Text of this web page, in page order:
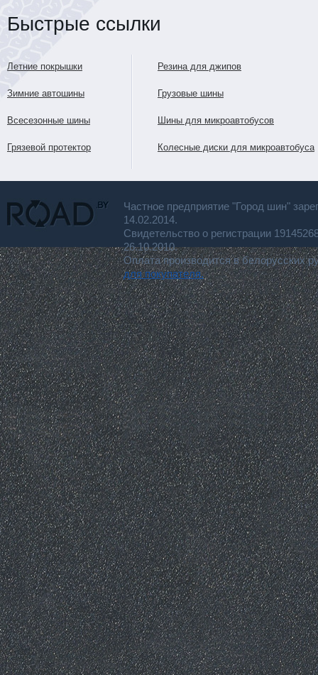
Быстрые ссылки
Летние покрышки
Зимние автошины
Всесезонные шины
Грязевой протектор
Резина для джипов
Грузовые шины
Шины для микроавтобусов
Колесные диски для микроавтобуса
Частное предприятие "Город шин"
14.02.2014.
Свидетельство о регистрации
26.10.2010.
Оплата производится в белорусских
для покупателя.